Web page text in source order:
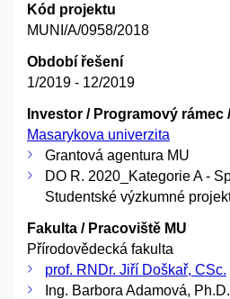
Kód projektu
MUNI/A/0958/2018
Období řešení
1/2019 - 12/2019
Investor / Programový rámec
Masarykova univerzita
Grantová agentura MU
DO R. 2020_Kategorie A -
Studentské výzkumné
Fakulta / Pracoviště MU
Přírodovědecká fakulta
prof. RNDr. Jiří Doškař, CSc.
Ing. Barbora Adamová, Ph.D.